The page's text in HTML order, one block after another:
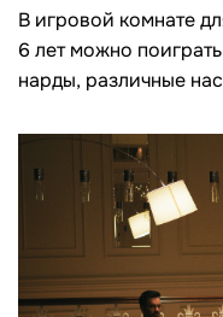
В игровой комнате
6 лет можно
нарды, различные